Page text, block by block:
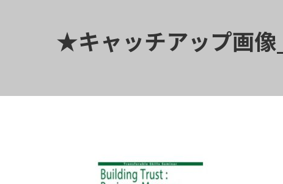
★キャッチアップ画像